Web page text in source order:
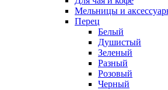
Мельницы и
Перец
Белый
Душистый
Зеленый
Разный
Розовый
Черный